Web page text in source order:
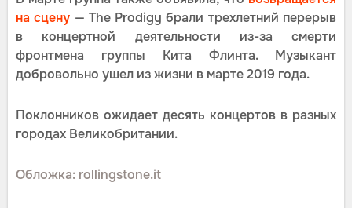
на сцену — The Prodigy брали трехлетний перерыв
в концертной деятельности из-за смерти
фронтмена группы Кита Флинта. Музыкант
добровольно ушел из жизни в марте 2019 года.
Поклонников ожидает десять концертов в разных
городах Великобритании.
Обложка: rollingstone.it